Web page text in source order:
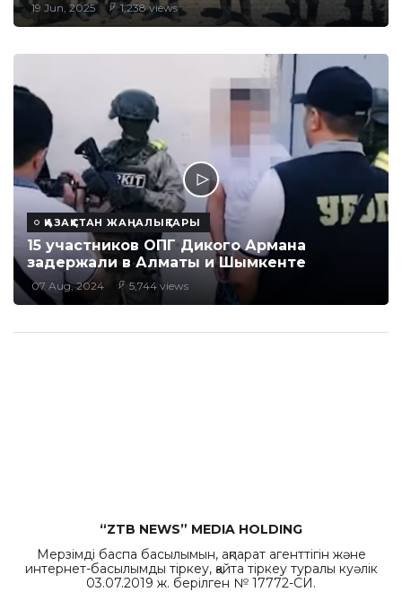
19 Jun, 2025 1,238 views
ҚАЗАҚСТАН ЖАҢАЛЫҚТАРЫ
15 участников ОПГ Дикого Армана
задержали в Алматы и Шымкенте
07 Aug, 2024 5,744 views
“ZTB NEWS” MEDIA HOLDING
Мерзімді баспа басылымын, ақпарат агенттігін және
интернет-басылымды тіркеу, қайта тіркеу туралы куәлік
03.07.2019 ж. берілген № 17772-СИ.